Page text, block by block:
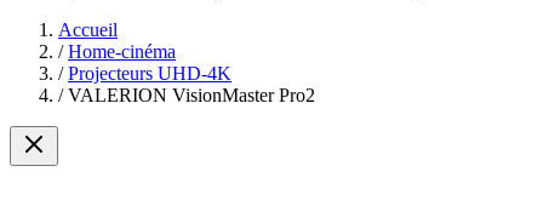
Accueil
/ Home-cinéma
/ Projecteurs UHD-4K
/ VALERION VisionMaster Pro2